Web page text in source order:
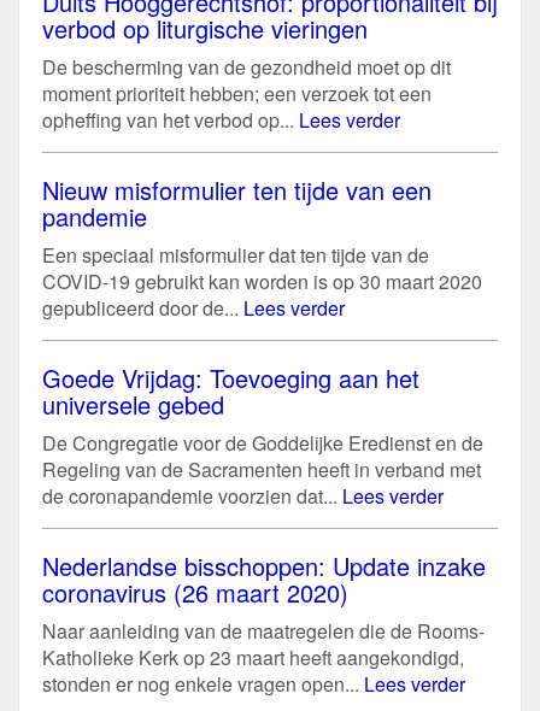
verbod op liturgische vieringen
De bescherming van de gezondheid moet op dit
moment prioriteit hebben; een verzoek tot een
opheffing van het verbod op... Lees verder
Nieuw misformulier ten tijde van een
pandemie
Een speciaal misformulier dat ten tijde van de
COVID-19 gebruikt kan worden is op 30 maart 2020
gepubliceerd door de... Lees verder
Goede Vrijdag: Toevoeging aan het
universele gebed
De Congregatie voor de Goddelijke Eredienst en de
Regeling van de Sacramenten heeft in verband met
de coronapandemie voorzien dat... Lees verder
Nederlandse bisschoppen: Update inzake
coronavirus (26 maart 2020)
Naar aanleiding van de maatregelen die de Rooms-
Katholieke Kerk op 23 maart heeft aangekondigd,
stonden er nog enkele vragen open... Lees verder